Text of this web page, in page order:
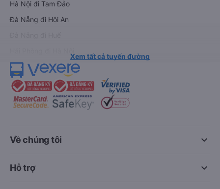
Hà Nội đi Tam Đảo
Đà Nẵng đi Hội An
Xem tất cả tuyến đường
keyboard_arrow_down
Về chúng tôi
keyboard_arrow_down
Hỗ trợ